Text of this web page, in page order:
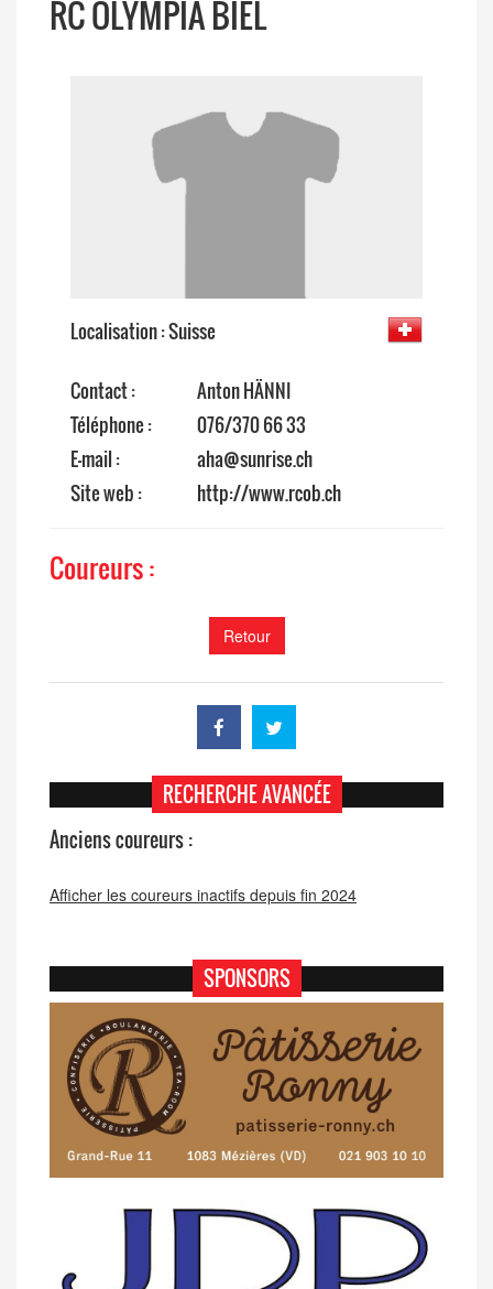
RC OLYMPIA BIEL
Localisation : Suisse
Contact :
Anton HÄNNI
Téléphone :
076/370 66 33
E-mail :
aha@sunrise.ch
Site web :
http://www.rcob.ch
Coureurs :
Retour
RECHERCHE AVANCÉE
Anciens coureurs :
Afficher les coureurs inactifs depuis fin 2024
SPONSORS